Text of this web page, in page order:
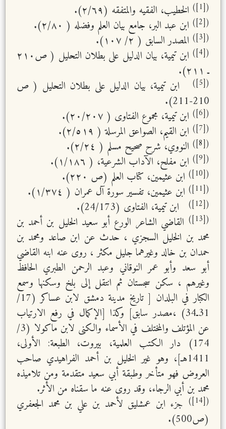
([1]) الخطيب، الفقيه والمتفقه (٢/٦٩).
([2]) ابن عبد البر، جامع بيان العلم وفضله ( ٢/٨٠).
([3]) المصدر السابق ( ٢/ ١٠٧).
([4])
ابن تيمية، بيان الدليل على بطلان التحليل ( ص٢١٠
ـ ٢١١).
([5])
ابن تيمية، بيان الدليل على بطلان التحليل ( ص
210-211).
([6]) ابن تيمية، مجموع الفتاوى ( ٢٠/٢٠٧).
([7]) ابن القيم، الصواعق المرسلة ( ٢/٥١٩).
([8]) النووي، شرح صحيح مسلم ( ٢/٢٤).
([9]) ابن مفلح، الآداب الشرعية، ( ١/١٨٦).
([10]) ابن عثيمين، كتاب العلم (ص ٢٢٠).
([11]) ابن عثيمين، تفسير سورة آل عمران ( ١/٣٧٤).
([12]) ابن تيمية، الفتاوى (24/173).
([13])
القاضي الشاعر الورع أبو سعيد الخليل بن أحمد بن
محمد بن الخليل السجزي ، حدث عن ابن صاعد ومحمد بن
حمدان بن خالد وغيرهما جليل مكثر ، روى عنه ابنه القاضي
أبو سعد وأبو عمر النوقاني وعبد الرحمن الطبري الحافظ
وغيرهم ، سكن سجستان ثم انتقل إلى بلخ وسكنها وسمع
الكبار في البلدان [ تاريخ مدينة دمشق لابن عساكر (17/
31ـ34) ،مصدر سابق] وكذا [الإكمال في رفع الارتياب
عن المؤتلف والمختلف في الأسماء والكنى لابن ماكولا (3/
174) دار الكتب العلمية، بيروت، الطبعة: الأولى،
1411هـ]، وهو غير الخليل بن أحمد الفراهيدي صاحب
العروض فهو متأخر وطبقة أبي سعيد متقدمة ومن تلاميذه
محمد بن أبي الرجاء، وقد روى عنه ما سقناه من الأثر.
([14])
جزء ابن عمشليق لأحمد بن علي بن محمد الجعفري
(ص500).